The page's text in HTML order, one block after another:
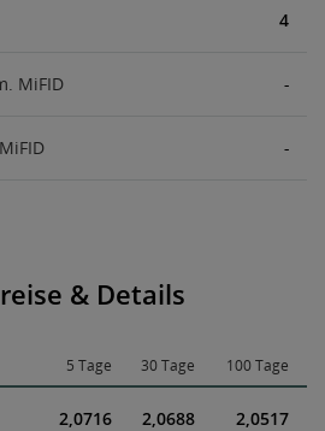
4
MiFID -
-
& Details
5 Tage 30 Tage 100 Tage
2,0716 2,0688 2,0517